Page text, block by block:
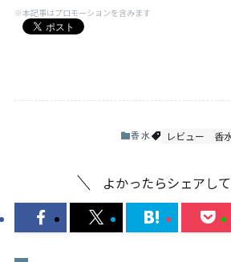
※本記事はプロモーションを含みます
香水 レビュー 香
よかったらシェアして